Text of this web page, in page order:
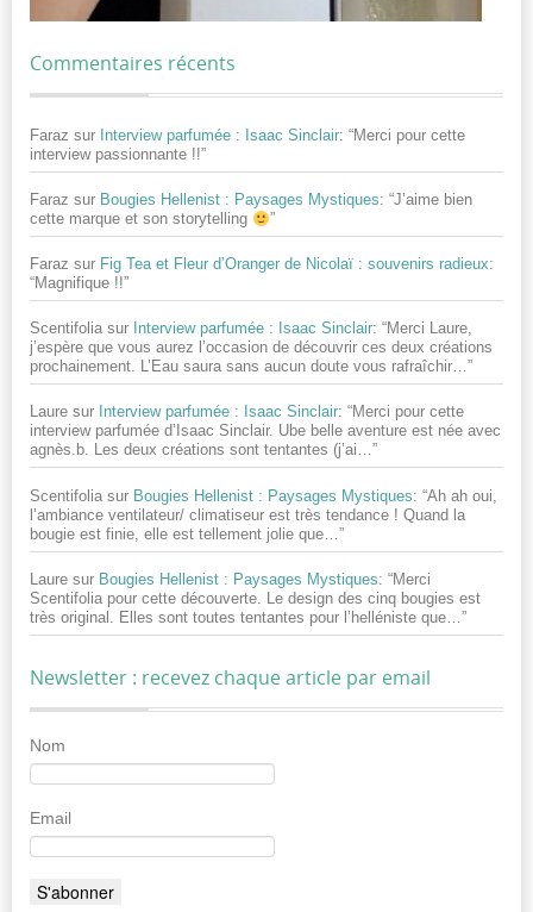
Commentaires récents
Faraz sur Interview parfumée : Isaac Sinclair: “Merci pour cette
interview passionnante !!”
Faraz sur Bougies Hellenist : Paysages Mystiques: “J’aime bien
cette marque et son storytelling
”
Faraz sur Fig Tea et Fleur d’Oranger de Nicolaï : souvenirs radieux:
“Magnifique !!”
Scentifolia sur Interview parfumée : Isaac Sinclair: “Merci Laure,
j’espère que vous aurez l’occasion de découvrir ces deux créations
prochainement. L’Eau saura sans aucun doute vous rafraîchir…”
Laure sur Interview parfumée : Isaac Sinclair: “Merci pour cette
interview parfumée d’Isaac Sinclair. Ube belle aventure est née avec
agnès.b. Les deux créations sont tentantes (j’ai…”
Scentifolia sur Bougies Hellenist : Paysages Mystiques: “Ah ah oui,
l’ambiance ventilateur/ climatiseur est très tendance ! Quand la
bougie est finie, elle est tellement jolie que… ”
Laure sur Bougies Hellenist : Paysages Mystiques: “Merci
Scentifolia pour cette découverte. Le design des cinq bougies est
très original. Elles sont toutes tentantes pour l’helléniste que… ”
Newsletter : recevez chaque article par email
Nom
Email